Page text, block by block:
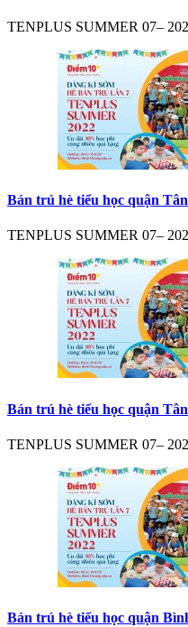
TENPLUS SUMMER 07–
Bán trú hè tiểu học quận
TENPLUS SUMMER 07–
Bán trú hè tiểu học quận
TENPLUS SUMMER 07–
Bán trú hè tiểu học quận